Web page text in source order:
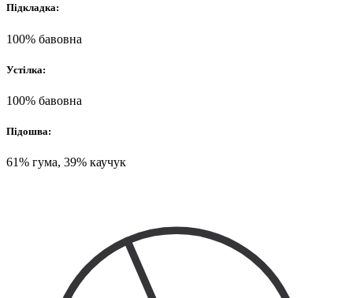
Підкладка:
100% бавовна
Устілка:
100% бавовна
Підошва:
61% гума, 39% каучук